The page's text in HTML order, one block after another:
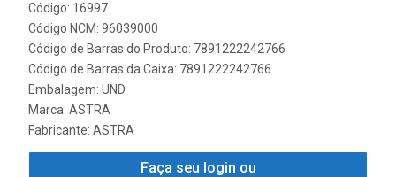
Código: 16997
Código NCM: 96039000
Código de Barras do Produto: 7891222242766
Código de Barras da Caixa: 7891222242766
Embalagem: UND.
Marca: ASTRA
Fabricante: ASTRA
Faça seu login ou